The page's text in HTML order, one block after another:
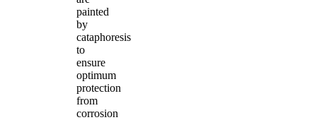
painted
by
cataphoresis
to
ensure
optimum
protection
from
corrosion